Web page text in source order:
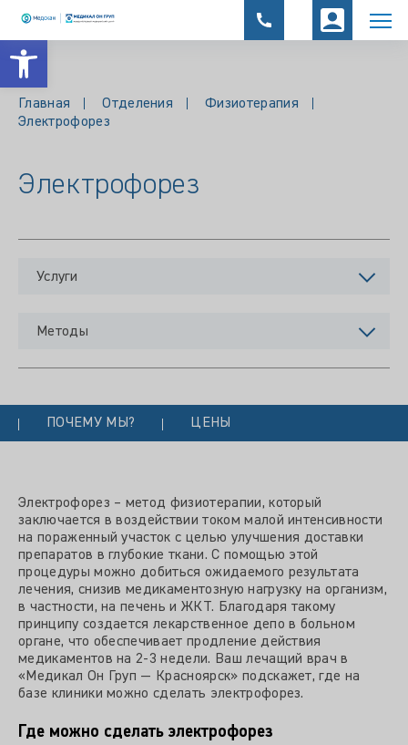
Открыть панель инструментов
Главная Отделения
Физиотерапия
Электрофорез
Электрофорез
Услуги
Методы
ПОЧЕМУ МЫ? ЦЕНЫ
Электрофорез – метод физиотерапии, который
заключается в воздействии током малой интенсивности
на пораженный участок с целью улучшения доставки
препаратов в глубокие ткани. С помощью этой
процедуры можно добиться ожидаемого результата
лечения, снизив медикаментозную нагрузку на организм,
в частности, на печень и ЖКТ. Благодаря такому
принципу создается лекарственное депо в больном
органе, что обеспечивает продление действия
медикаментов на 2-3 недели. Ваш лечащий врач в
«Медикал Он Груп — Красноярск» подскажет, где на
базе клиники можно сделать электрофорез.
Где можно сделать электрофорез